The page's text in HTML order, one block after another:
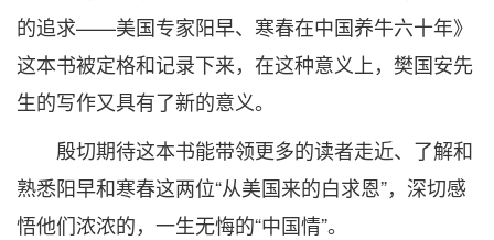
的追求——美国专家阳早、寒春在中国养牛六十年》
这本书被定格和记录下来，在这种意义上，樊国安先
生的写作又具有了新的意义。
殷切期待这本书能带领更多的读者走近、了解和
熟悉阳早和寒春这两位“从美国来的白求恩”，深切感
悟他们浓浓的，一生无悔的“中国情”。